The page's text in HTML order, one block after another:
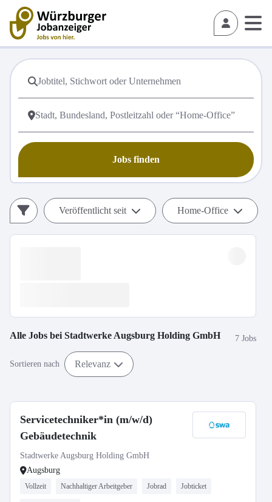
Jobs finden
Veröffentlicht seit Home-Office
Alle Jobs bei Stadtwerke Augsburg Holding GmbH 7 Jobs
Sortieren nach Relevanz
Servicetechniker*in (m/w/d)
Gebäudetechnik
Stadtwerke Augsburg Holding GmbH
Augsburg
Vollzeit Nachhaltiger Arbeitgeber Jobrad Jobticket